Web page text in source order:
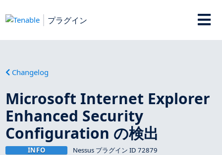
プラグイン
Changelog
Microsoft Internet Explorer
Enhanced Security
Configuration の検出
INFO Nessus プラグイン ID 72879